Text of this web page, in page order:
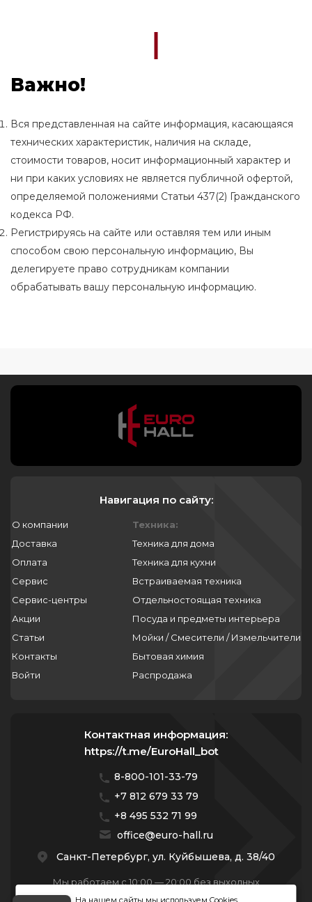
Важно!
Вся представленная на сайте информация, касающаяся
технических характеристик, наличия на складе,
стоимости товаров, носит информационный характер и
ни при каких условиях не является публичной офертой,
определяемой положениями Статьи 437(2) Гражданского
кодекса РФ.
Регистрируясь на сайте или оставляя тем или иным
способом свою персональную информацию, Вы
делегируете право сотрудникам компании
обрабатывать вашу персональную информацию.
Навигация по сайту:
О компании
Доставка
Оплата
Сервис
Сервис-центры
Акции
Статьи
Контакты
Войти
Техника:
Техника для дома
Техника для кухни
Встраиваемая техника
Отдельностоящая техника
Посуда и предметы интерьера
Мойки / Смесители / Измельчители
Бытовая химия
Распродажа
Контактная информация:
https://t.me/EuroHall_bot
8-800-101-33-79
+7 812 679 33 79
+8 495 532 71 99
office@euro-hall.ru
Санкт-Петербург, ул. Куйбышева, д. 38/40
Мы работаем с 10:00 — 20:00 без выходных
На нашем сайты мы используем Cookies